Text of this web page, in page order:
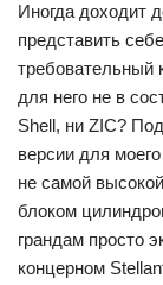
Иногда доходит
представить
требовательный
для него не в
Shell, ни ZIC?
версии для
не самой
блоком
грандам просто
концерном